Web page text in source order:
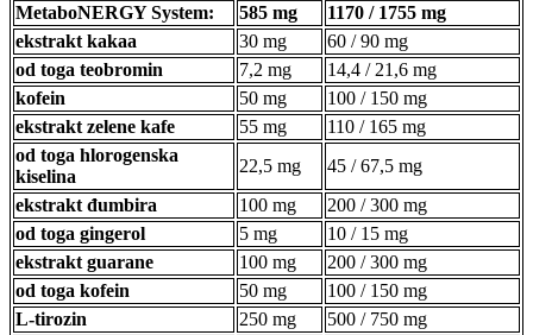
MetaboNERGY System:
585 mg
1170 / 1755 mg
ekstrakt kakaa
30 mg
60 / 90 mg
od toga teobromin
7,2 mg
14,4 / 21,6 mg
kofein
50 mg
100 / 150 mg
ekstrakt zelene kafe
55 mg
110 / 165 mg
od toga hlorogenska
kiselina
22,5 mg
45 / 67,5 mg
ekstrakt đumbira
100 mg
200 / 300 mg
od toga gingerol
5 mg
10 / 15 mg
ekstrakt guarane
100 mg
200 / 300 mg
od toga kofein
50 mg
100 / 150 mg
L-tirozin
250 mg
500 / 750 mg